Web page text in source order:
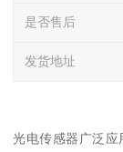
是否售后
发货地址
光电传感器广泛应